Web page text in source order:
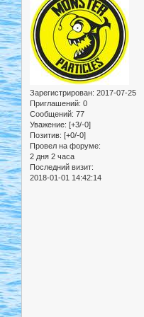
Зарегистрирован: 2017-07-25
Приглашений: 0
Сообщений: 77
Уважение: [+3/-0]
Позитив: [+0/-0]
Провел на форуме:
2 дня 2 часа
Последний визит:
2018-01-01 14:42:14